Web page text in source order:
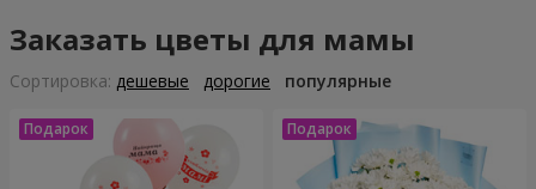
Заказать цветы для мамы
Cортировка: дешевые дорогие популярные